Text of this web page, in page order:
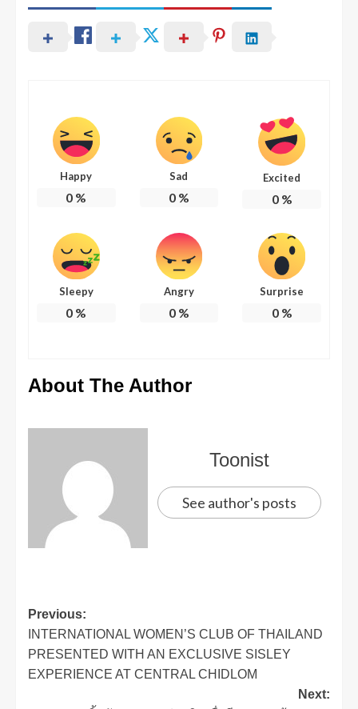
Happy
0 %
Sad
0%
Excited
0%
Sleepy
0 %
Angry
0%
Surprise
0%
About The Author
Toonist
See author's posts
Previous:
INTERNATIONAL WOMEN’S CLUB OF THAILAND
PRESENTED WITH AN EXCLUSIVE SISLEY
EXPERIENCE AT CENTRAL CHIDLOM
Next: